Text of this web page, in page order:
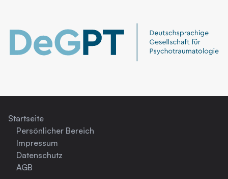
Startseite
Persönlicher Bereich
Impressum
Datenschutz
AGB